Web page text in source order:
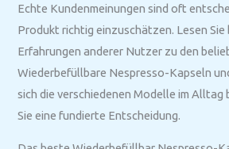
Echte Kundenmeinungen sind oft
Produkt richtig einzuschätzen. Lesen Sie
Erfahrungen anderer Nutzer zu den
Wiederbefüllbare Nespresso-Kapseln
sich die verschiedenen Modelle im Alltag
Sie eine fundierte Entscheidung.